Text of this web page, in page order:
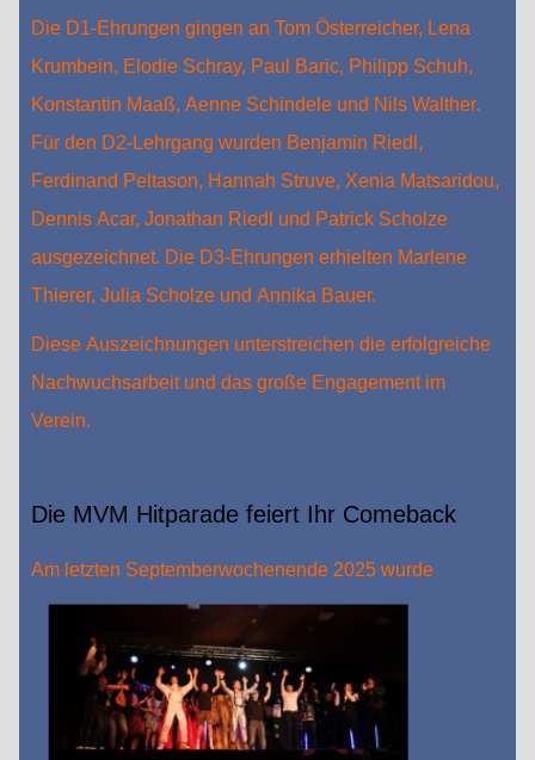
Die D1-Ehrungen gingen an Tom Österreicher, Lena
Krumbein, Elodie Schray, Paul Baric, Philipp Schuh,
Konstantin Maaß, Aenne Schindele und Nils Walther.
Für den D2-Lehrgang wurden Benjamin Riedl,
Ferdinand Peltason, Hannah Struve, Xenia Matsaridou,
Dennis Acar, Jonathan Riedl und Patrick Scholze
ausgezeichnet. Die D3-Ehrungen erhielten Marlene
Thierer, Julia Scholze und Annika Bauer.
Diese Auszeichnungen unterstreichen die erfolgreiche
Nachwuchsarbeit und das große Engagement im
Verein.
Die MVM Hitparade feiert Ihr Comeback
Am letzten Septemberwochenende 2025 wurde